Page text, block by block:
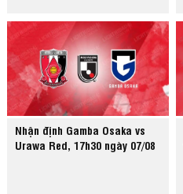
Nhận định Gamba Osaka vs
Urawa Red, 17h30 ngày 07/08